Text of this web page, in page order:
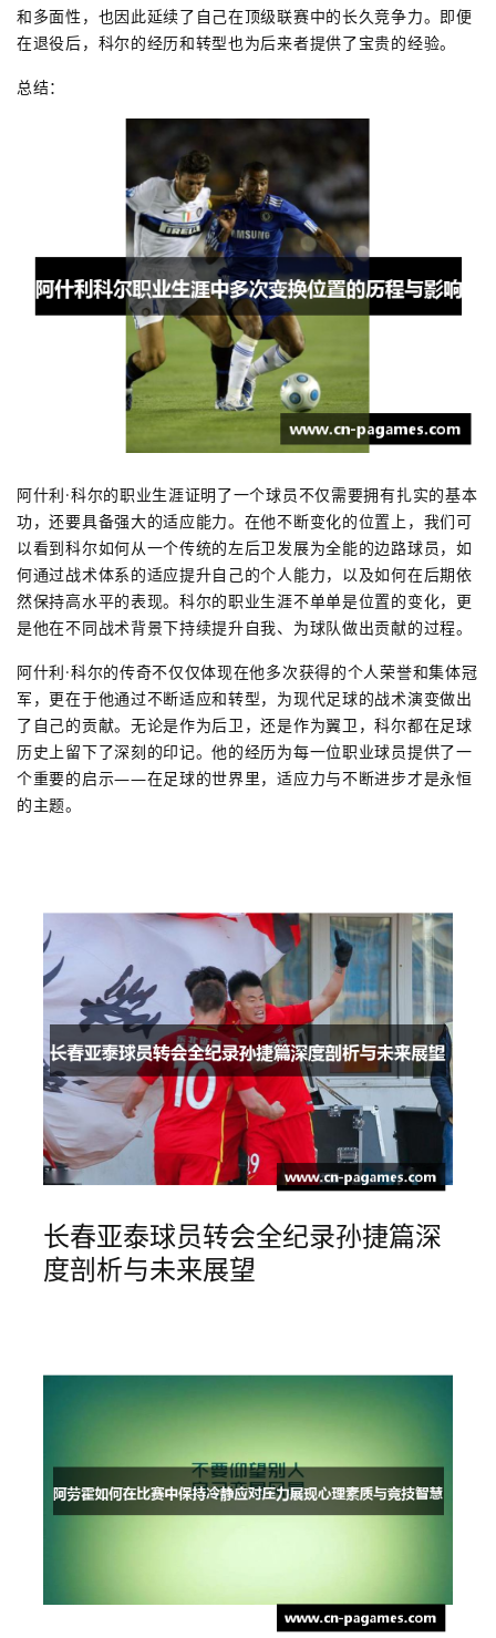
和多面性，也因此延续了自己在顶级联赛中的长久竞争力。即便
在退役后，科尔的经历和转型也为后来者提供了宝贵的经验。
总结：
阿什利·科尔的职业生涯证明了一个球员不仅需要拥有扎实的基本
功，还要具备强大的适应能力。在他不断变化的位置上，我们可
以看到科尔如何从一个传统的左后卫发展为全能的边路球员，如
何通过战术体系的适应提升自己的个人能力，以及如何在后期依
然保持高水平的表现。科尔的职业生涯不单单是位置的变化，更
是他在不同战术背景下持续提升自我、为球队做出贡献的过程。
阿什利·科尔的传奇不仅仅体现在他多次获得的个人荣誉和集体冠
军，更在于他通过不断适应和转型，为现代足球的战术演变做出
了自己的贡献。无论是作为后卫，还是作为翼卫，科尔都在足球
历史上留下了深刻的印记。他的经历为每一位职业球员提供了一
个重要的启示——在足球的世界里，适应力与不断进步才是永恒
的主题。
长春亚泰球员转会全纪录孙捷篇深
度剖析与未来展望